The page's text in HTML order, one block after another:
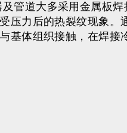
管道大多采用金属板
压力后的热裂纹现象
基体组织接触，在焊接